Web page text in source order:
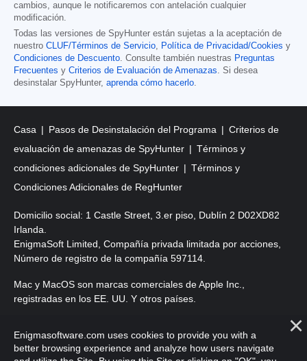
cambios, aunque le notificaremos con antelación cualquier
modificación.
Todas las versiones de SpyHunter están sujetas a la aceptación de
nuestro CLUF/Términos de Servicio, Política de Privacidad/Cookies y
Condiciones de Descuento. Consulte también nuestras Preguntas
Frecuentes y Criterios de Evaluación de Amenazas. Si desea
desinstalar SpyHunter, aprenda cómo hacerlo.
Casa Pasos de Desinstalación del Programa
Criterios de
evaluación de amenazas de SpyHunter
Términos y
condiciones adicionales de SpyHunter
Términos y
Condiciones Adicionales de RegHunter
Domicilio social: 1 Castle Street, 3.er piso, Dublín 2 D02XD82
Irlanda.
EnigmaSoft Limited, Compañía privada limitada por acciones,
Número de registro de la compañía 597114.
Mac y MacOS son marcas comerciales de Apple Inc.,
registradas en los EE. UU. Y otros países.
reservados.
Enigmasoftware.com uses cookies to provide you with a
better browsing experience and analyze how users navigate